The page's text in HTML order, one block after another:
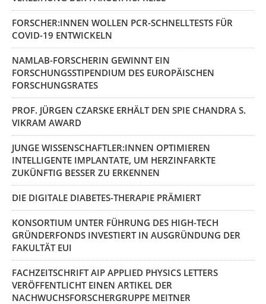
FORSCHER:INNEN WOLLEN PCR-SCHNELLTESTS FÜR
COVID-19 ENTWICKELN
NAMLAB-FORSCHERIN GEWINNT EIN
FORSCHUNGSSTIPENDIUM DES EUROPÄISCHEN
FORSCHUNGSRATES
PROF. JÜRGEN CZARSKE ERHÄLT DEN SPIE CHANDRA S.
VIKRAM AWARD
JUNGE WISSENSCHAFTLER:INNEN OPTIMIEREN
INTELLIGENTE IMPLANTATE, UM HERZINFARKTE
ZUKÜNFTIG BESSER ZU ERKENNEN
DIE DIGITALE DIABETES-THERAPIE PRÄMIERT
KONSORTIUM UNTER FÜHRUNG DES HIGH-TECH
GRÜNDERFONDS INVESTIERT IN AUSGRÜNDUNG DER
FAKULTÄT EUI
FACHZEITSCHRIFT AIP APPLIED PHYSICS LETTERS
VERÖFFENTLICHT EINEN ARTIKEL DER
NACHWUCHSFORSCHERGRUPPE MEITNER